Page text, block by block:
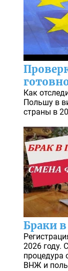
Как
Польшу в
страны в
Браки
2026 году.
процедура
ВНЖ и